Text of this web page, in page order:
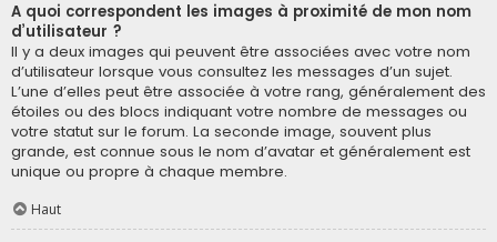
A quoi correspondent les images à proximité de mon nom
d’utilisateur ?
Il y a deux images qui peuvent être associées avec votre nom
d’utilisateur lorsque vous consultez les messages d’un sujet.
L’une d’elles peut être associée à votre rang, généralement des
étoiles ou des blocs indiquant votre nombre de messages ou
votre statut sur le forum. La seconde image, souvent plus
grande, est connue sous le nom d’avatar et généralement est
unique ou propre à chaque membre.
Haut